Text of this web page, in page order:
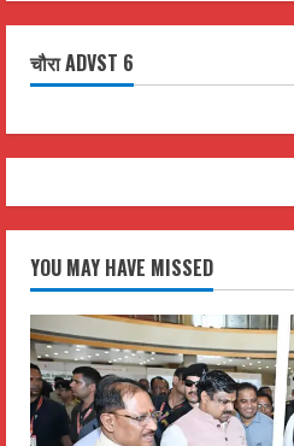
चौरा ADVST 6
YOU MAY HAVE MISSED